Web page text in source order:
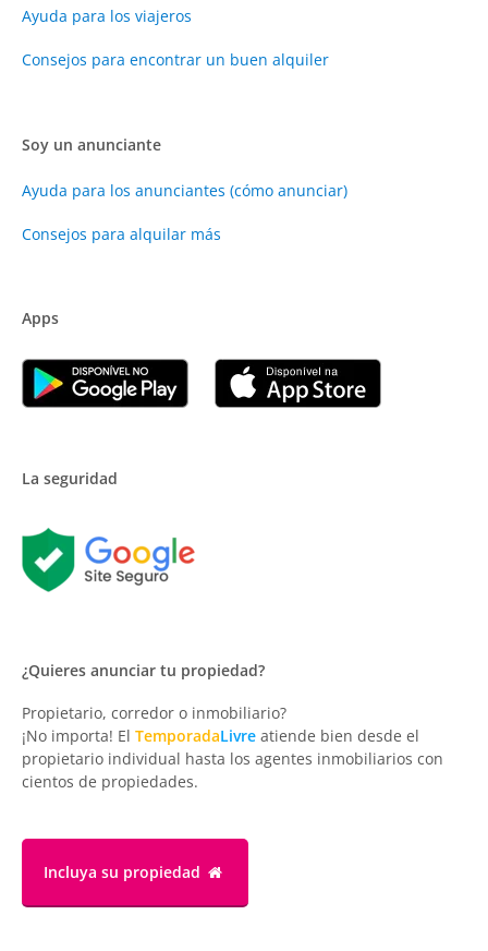
Ayuda para los viajeros
Consejos para encontrar un buen alquiler
Soy un anunciante
Ayuda para los anunciantes (cómo anunciar)
Consejos para alquilar más
Apps
La seguridad
¿Quieres anunciar tu propiedad?
Propietario, corredor o inmobiliario?
¡No importa! El TemporadaLivre atiende bien desde el
propietario individual hasta los agentes inmobiliarios con
cientos de propiedades.
Incluya su propiedad